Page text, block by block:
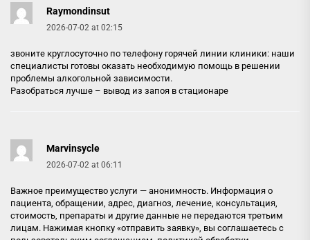
Raymondinsut
2026-07-02 at 02:15
звоните круглосуточно по телефону горячей линии клиники: наши
специалисты готовы оказать необходимую помощь в решении
проблемы алкогольной зависимости.
Разобраться лучше – вывод из запоя в стационаре
Marvinsycle
2026-07-02 at 06:11
Важное преимущество услуги — анонимность. Информация о
пациента, обращении, адрес, диагноз, лечение, консультация,
стоимость, препараты и другие данные не передаются третьим
лицам. Нажимая кнопку «отправить заявку», вы соглашаетесь с